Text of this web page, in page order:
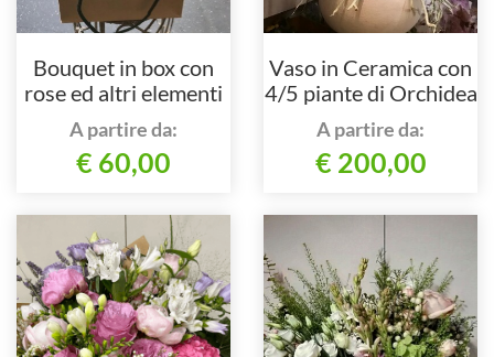
Bouquet in box con
rose ed altri elementi
floreali
A partire da:
€ 60,00
Vaso in Ceramica con
4/5 piante di Orchidea
Phalaenopsis
A partire da:
€ 200,00